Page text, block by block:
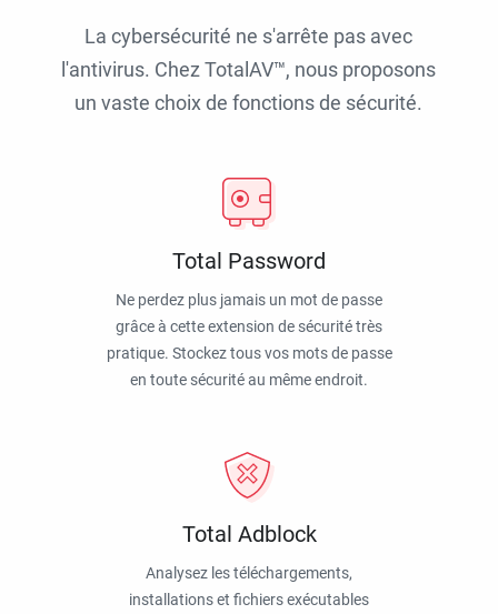
La cybersécurité ne s'arrête pas avec
l'antivirus. Chez TotalAV™, nous proposons
un vaste choix de fonctions de sécurité.
Total Password
Ne perdez plus jamais un mot de passe
grâce à cette extension de sécurité très
pratique. Stockez tous vos mots de passe
en toute sécurité au même endroit.
Total Adblock
Analysez les téléchargements,
installations et fichiers exécutables